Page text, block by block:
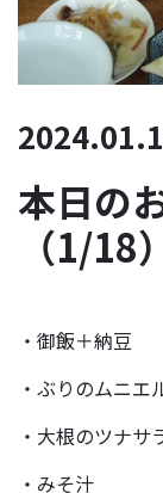
本日の
（1/18）
・御飯＋納豆
・ぶりのムニエ
・大根のツナサ
・みそ汁